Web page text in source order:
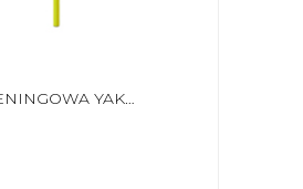
LASKA TRENINGOWA YAKIMA SPORT 1 M ŻÓŁTA 100075